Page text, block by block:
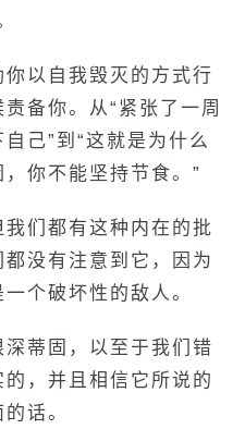
以自我毁灭的方式行
备你。从“紧张了一周
己”到“这就是为什么
你不能坚持节食。”
们都有这种内在的批
没有注意到它，因为
个破坏性的敌人。
蒂固，以至于我们错
，并且相信它所说的
话。